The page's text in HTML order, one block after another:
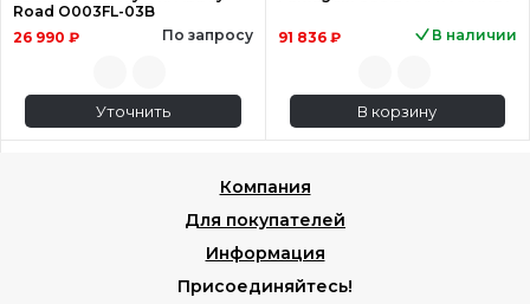
Road O003FL-03B
26 990 ₽
По запросу
Уточнить
91 836 ₽ В наличии
В корзину
Компания
Для покупателей
Информация
Присоединяйтесь!